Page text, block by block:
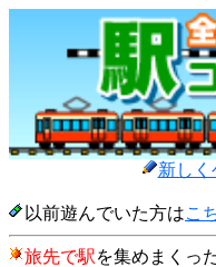
新し
以前遊んでいた方はこ
旅先で駅を集めまくっ